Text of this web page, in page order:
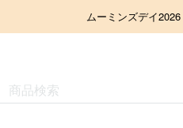
ムーミンズデイ